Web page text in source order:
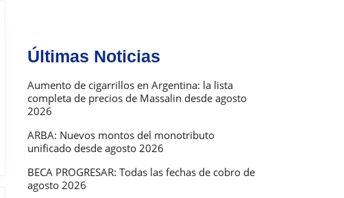
Últimas Noticias
Aumento de cigarrillos en Argentina: la lista
completa de precios de Massalin desde agosto
2026
ARBA: Nuevos montos del monotributo
unificado desde agosto 2026
BECA PROGRESAR: Todas las fechas de cobro de
agosto 2026